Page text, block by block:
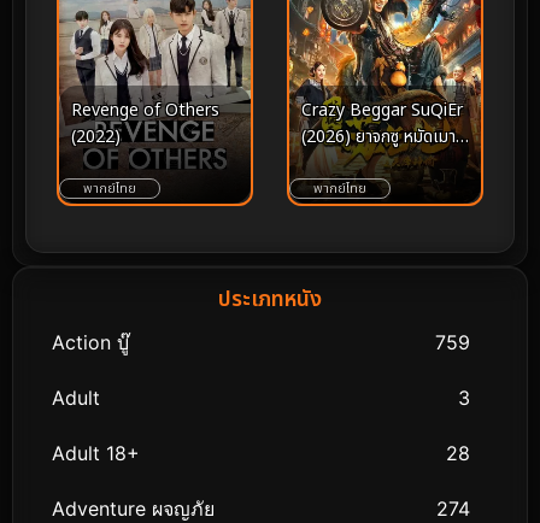
Revenge of Others
(2022)
พากย์ไทย
Crazy Beggar SuQiEr
(2026) ยาจกซู หมัดเมา
สะท้านฟ้า
พากย์ไทย
ประเภทหนัง
Action บู๊ 759
Adult 3
Adult 18+ 28
Adventure ผจญภัย 274